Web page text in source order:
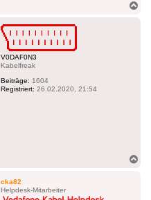
V0DAF0N3
Kabelfreak
Beiträge: 1604
Registriert: 26.02.2020, 21:54
cka82
Helpdesk-Mitarbeiter